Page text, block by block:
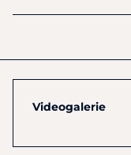
pomůcky
Videogalerie